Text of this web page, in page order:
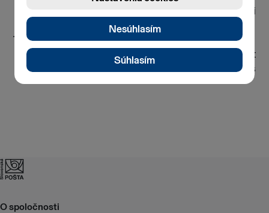
je napríklad dodržanie
chladiaceho reťazca.
Tekutiny a farbiace veci
Veci, ktoré môžu
presiaknuť,
alebo zafarbiť iné
O spoločnosti